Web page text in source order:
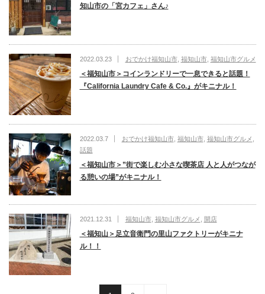
知山市の「宮カフェ」さん♪
2022.03.23 おでかけ福知山市, 福知山市, 福知山市グルメ
＜福知山市＞コインランドリーで一息できると話題！
『California Laundry Cafe & Co.』がキニナル！
2022.03.7 おでかけ福知山市, 福知山市, 福知山市グルメ
話題
＜福知山市＞”街で楽しむ小さな喫茶店 人と人がつなが
る憩いの場”がキニナル！
2021.12.31 福知山市, 福知山市グルメ 開店
＜福知山＞足立音衛門の里山ファクトリーがキニナ
ル！！